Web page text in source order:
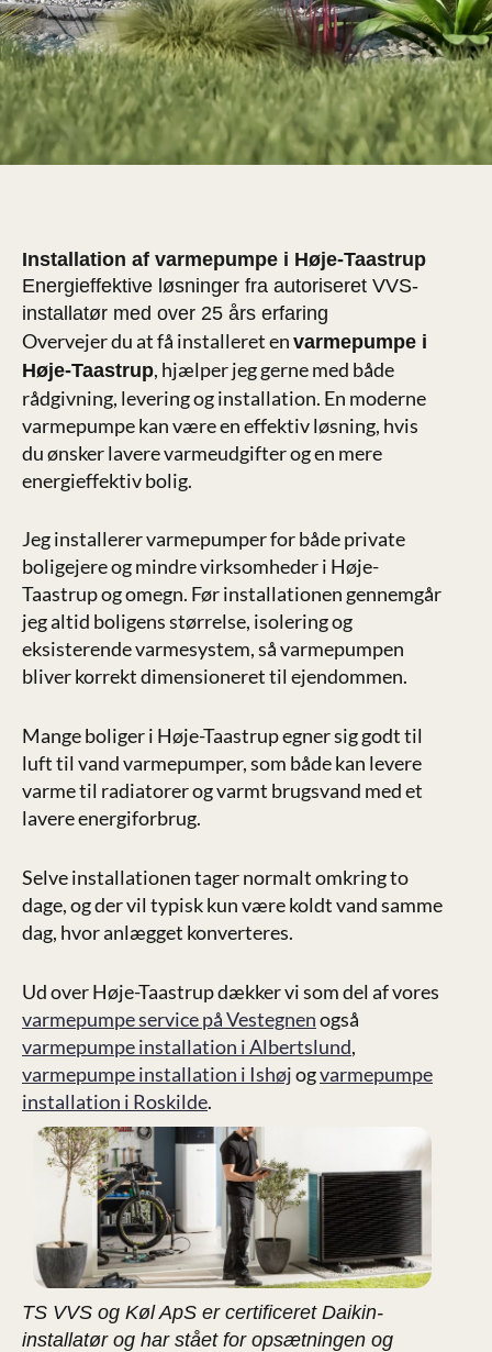
Installation af varmepumpe i Høje-Taastrup
Energieffektive løsninger fra autoriseret VVS-
installatør med over 25 års erfaring
Overvejer du at få installeret en varmepumpe i
Høje-Taastrup, hjælper jeg gerne med både
rådgivning, levering og installation. En moderne
varmepumpe kan være en effektiv løsning, hvis
du ønsker lavere varmeudgifter og en mere
energieffektiv bolig.
Jeg installerer varmepumper for både private
boligejere og mindre virksomheder i Høje-
Taastrup og omegn. Før installationen gennemgår
jeg altid boligens størrelse, isolering og
eksisterende varmesystem, så varmepumpen
bliver korrekt dimensioneret til ejendommen.
Mange boliger i Høje-Taastrup egner sig godt til
luft til vand varmepumper, som både kan levere
varme til radiatorer og varmt brugsvand med et
lavere energiforbrug.
Selve installationen tager normalt omkring to
dage, og der vil typisk kun være koldt vand samme
dag, hvor anlægget konverteres.
Ud over Høje-Taastrup dækker vi som del af vores
varmepumpe service på Vestegnenogså
varmepumpe installation i Albertslund,
varmepumpe installation i Ishøjogvarmepumpe
installation i Roskilde.
TS VVS og Køl ApS er certificeret Daikin-
installatør og har stået for opsætningen og